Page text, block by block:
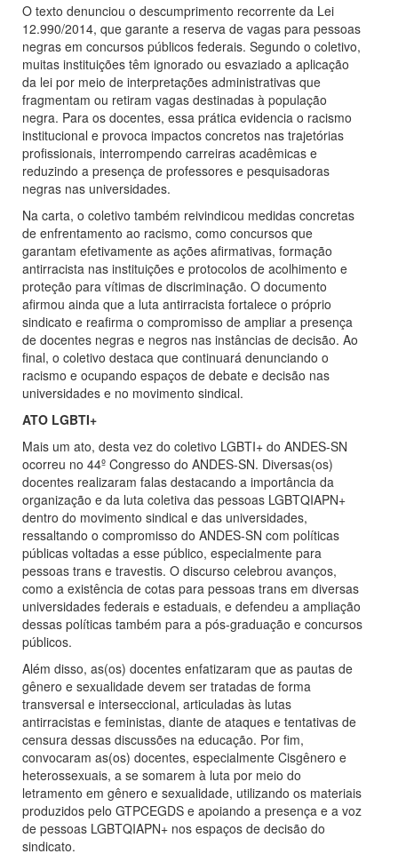
O texto denunciou o descumprimento recorrente da Lei
12.990/2014, que garante a reserva de vagas para pessoas
negras em concursos públicos federais. Segundo o coletivo,
muitas instituições têm ignorado ou esvaziado a aplicação
da lei por meio de interpretações administrativas que
fragmentam ou retiram vagas destinadas à população
negra. Para os docentes, essa prática evidencia o racismo
institucional e provoca impactos concretos nas trajetórias
profissionais, interrompendo carreiras acadêmicas e
reduzindo a presença de professores e pesquisadoras
negras nas universidades.
Na carta, o coletivo também reivindicou medidas concretas
de enfrentamento ao racismo, como concursos que
garantam efetivamente as ações afirmativas, formação
antirracista nas instituições e protocolos de acolhimento e
proteção para vítimas de discriminação. O documento
afirmou ainda que a luta antirracista fortalece o próprio
sindicato e reafirma o compromisso de ampliar a presença
de docentes negras e negros nas instâncias de decisão. Ao
final, o coletivo destaca que continuará denunciando o
racismo e ocupando espaços de debate e decisão nas
universidades e no movimento sindical.
ATO LGBTI+
Mais um ato, desta vez do coletivo LGBTI+ do ANDES-SN
ocorreu no 44º Congresso do ANDES-SN. Diversas(os)
docentes realizaram falas destacando a importância da
organização e da luta coletiva das pessoas LGBTQIAPN+
dentro do movimento sindical e das universidades,
ressaltando o compromisso do ANDES-SN com políticas
públicas voltadas a esse público, especialmente para
pessoas trans e travestis. O discurso celebrou avanços,
como a existência de cotas para pessoas trans em diversas
universidades federais e estaduais, e defendeu a ampliação
dessas políticas também para a pós-graduação e concursos
públicos.
Além disso, as(os) docentes enfatizaram que as pautas de
gênero e sexualidade devem ser tratadas de forma
transversal e interseccional, articuladas às lutas
antirracistas e feministas, diante de ataques e tentativas de
censura dessas discussões na educação. Por fim,
convocaram as(os) docentes, especialmente Cisgênero e
heterossexuais, a se somarem à luta por meio do
letramento em gênero e sexualidade, utilizando os materiais
produzidos pelo GTPCEGDS e apoiando a presença e a voz
de pessoas LGBTQIAPN+ nos espaços de decisão do
sindicato.